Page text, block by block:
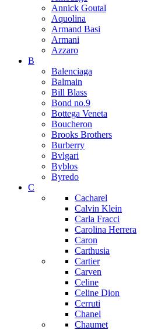
Annick Goutal
Aquolina
Armand Basi
Armani
Azzaro
B
Balenciaga
Balmain
Bill Blass
Bond no.9
Bottega Veneta
Boucheron
Brooks Brothers
Burberry
Bvlgari
Byblos
Byredo
C
Cacharel
Calvin Klein
Carla Fracci
Carolina Herrera
Caron
Carthusia
Cartier
Carven
Celine
Celine Dion
Cerruti
Chanel
Chaumet